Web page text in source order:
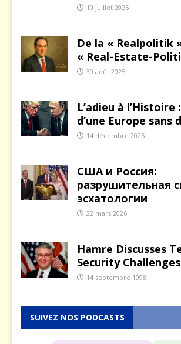
10 juillet 2025
De la « Realpolitik
« Real-Estate-
30 août 2025
L’adieu à l’Histoire
d’une Europe sans
14 décembre 2025
США и Россия:
разрушительная
эсхатологии
22 mars 2026
Hamre Discusses
Security Challenges
14 septembre 1998
SUIVEZ NOS PODCASTS